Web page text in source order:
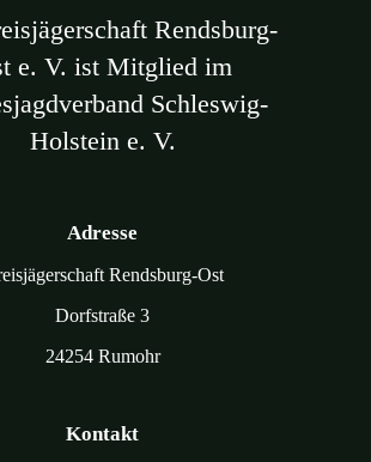
Rendsburg-
e. V. ist Mitglied im
Schleswig-
Holstein e. V.
Adresse
Rendsburg-Ost
Dorfstraße 3
24254 Rumohr
Kontakt